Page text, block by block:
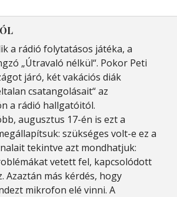
a rádió folytatásos játéka, a
„Útravaló nélkül“. Pokor Peti
járó, két vakációs diák
csatangolásait“ az
a rádió hallgatóitól.
augusztus 17-én is ezt a
szükséges volt-e ez a
tekintve azt mondhatjuk:
vetett fel, kapcsolódott
Azaztán más kérdés, hogy
mikrofon elé vinni. A